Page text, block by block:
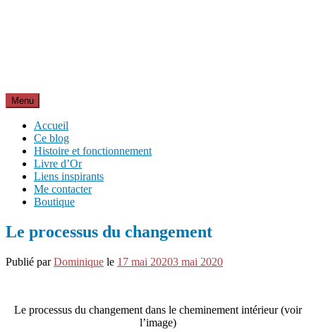
Menu
Accueil
Ce blog
Histoire et fonctionnement
Livre d’Or
Liens inspirants
Me contacter
Boutique
Le processus du changement
Publié parDominique le 17 mai 20203 mai 2020
Le processus du changement dans le cheminement intérieur (voir
l’image)